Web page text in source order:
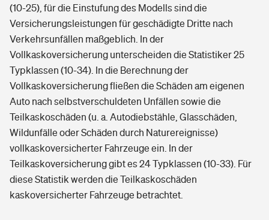
(10-25), für die Einstufung des Modells sind die
Versicherungsleistungen für geschädigte Dritte nach
Verkehrsunfällen maßgeblich. In der
Vollkaskoversicherung unterscheiden die Statistiker 25
Typklassen (10-34). In die Berechnung der
Vollkaskoversicherung fließen die Schäden am eigenen
Auto nach selbstverschuldeten Unfällen sowie die
Teilkaskoschäden (u. a. Autodiebstähle, Glasschäden,
Wildunfälle oder Schäden durch Naturereignisse)
vollkaskoversicherter Fahrzeuge ein. In der
Teilkaskoversicherung gibt es 24 Typklassen (10-33). Für
diese Statistik werden die Teilkaskoschäden
kaskoversicherter Fahrzeuge betrachtet.